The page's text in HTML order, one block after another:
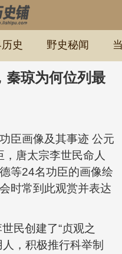
史 野史秘闻
秦琼为何位列最
臣画像及其事迹 公元
唐太宗李世民命人
等24名功臣的画像绘
时常到此观赏并表达
民创建了“贞观之
，积极推行科举制